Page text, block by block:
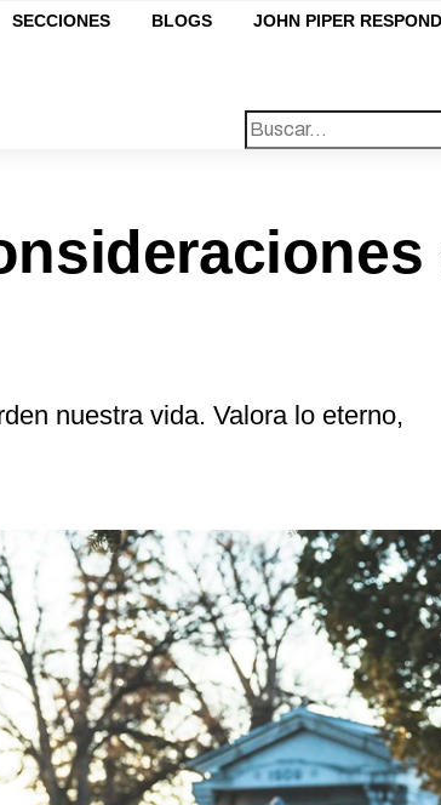
SECCIONES BLOGS JOHN PIPER
nuestra vida. Valora lo eterno,